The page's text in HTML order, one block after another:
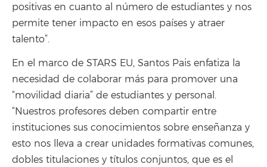
positivas en cuanto al número de estudiantes y nos
permite tener impacto en esos países y atraer
talento”.
En el marco de STARS EU, Santos Pais enfatiza la
necesidad de colaborar más para promover una
“movilidad diaria” de estudiantes y personal.
“Nuestros profesores deben compartir entre
instituciones sus conocimientos sobre enseñanza y
esto nos lleva a crear unidades formativas comunes,
dobles titulaciones y títulos conjuntos, que es el